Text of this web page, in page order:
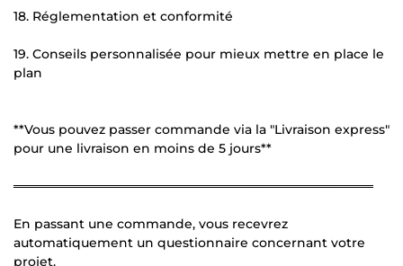
18. Réglementation et conformité
19. Conseils personnalisée pour mieux mettre en place le
plan
**Vous pouvez passer commande via la "Livraison express"
pour une livraison en moins de 5 jours**
════════════════════════════════════════
En passant une commande, vous recevrez
automatiquement un questionnaire concernant votre
projet.